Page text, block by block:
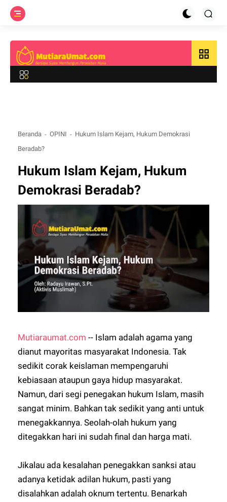
grid_view
Beranda OPINI
Hukum Islam Kejam, Hukum Demokrasi
Beradab?
Hukum Islam Kejam, Hukum
Demokrasi Beradab?
Mutiaraumat.com -- Islam adalah agama yang
dianut mayoritas masyarakat Indonesia. Tak
sedikit corak keislaman mempengaruhi
kebiasaan ataupun gaya hidup masyarakat.
Namun, dari segi penegakan hukum Islam, masih
sangat minim. Bahkan tak sedikit yang anti untuk
menegakkannya. Seolah-olah hukum yang
ditegakkan hari ini sudah final dan harga mati.
Jikalau ada kesalahan penegakkan sanksi atau
adanya ketidak adilan hukum, pasti yang
disalahkan adalah oknum tertentu. Benarkah